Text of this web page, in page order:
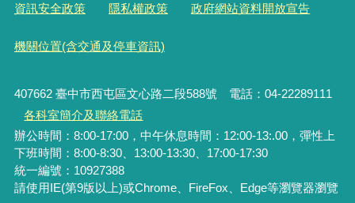
資訊安全政策 隱私權政策 政府網站資料開放宣告
機關位置(含交通及停車資訊)
407662 臺中市西屯區文心路二段588號 電話：04-22289111
各科室簡介及聯絡電話
辦公時間：8:00-17:00，中午休息時間：12:00-13:.00，彈性上
下班時間：8:00-8:30、13:00-13:30、17:00-17:30
統一編號 ：10927388
請使用IE(第9版以上)或Chrome、FireFox、Edge等瀏覽器瀏覽